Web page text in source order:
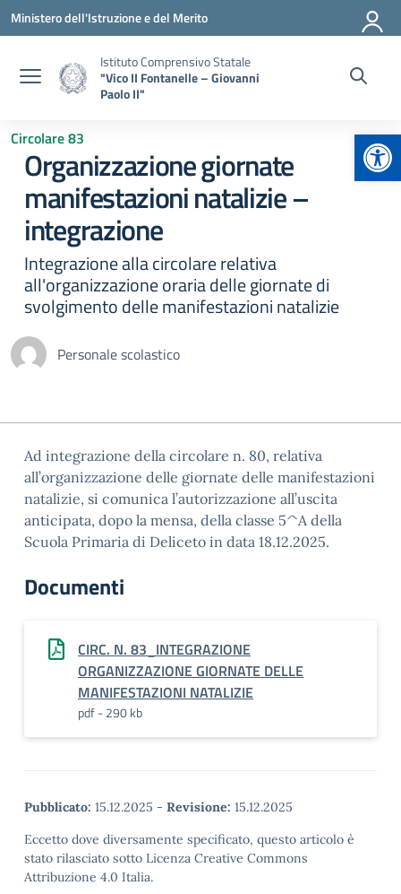
Vai ai contenuti
Vai al menu di navigazione
Vai al footer
Ministero dell'Istruzione e del Merito
Istituto Comprensivo Statale
"Vico II Fontanelle – Giovanni
Paolo II"
Circolare 83
Organizzazione giornate
manifestazioni natalizie –
integrazione
Integrazione alla circolare relativa
all'organizzazione oraria delle giornate di
svolgimento delle manifestazioni natalizie
Personale scolastico
Ad integrazione della circolare n. 80, relativa
all’organizzazione delle giornate delle manifestazioni
natalizie, si comunica l’autorizzazione all’uscita
anticipata, dopo la mensa, della classe 5^A della
Scuola Primaria di Deliceto in data 18.12.2025.
Documenti
CIRC. N. 83_INTEGRAZIONE
ORGANIZZAZIONE GIORNATE DELLE
MANIFESTAZIONI NATALIZIE
pdf - 290 kb
Pubblicato: 15.12.2025 - Revisione: 15.12.2025
Eccetto dove diversamente specificato, questo articolo è
stato rilasciato sotto Licenza Creative Commons
Attribuzione 4.0 Italia.